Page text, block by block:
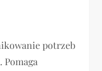
potrzeb